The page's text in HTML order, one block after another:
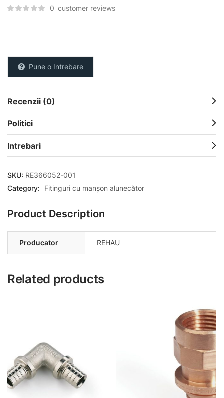
0 customer reviews
Pune o Intrebare
Recenzii (0)
Politici
Intrebari
SKU: RE366052-001
Category:
Fitinguri cu manșon alunecător
Product Description
Producator REHAU
Related products